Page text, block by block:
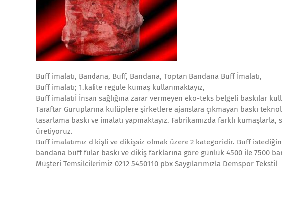
Buff imalatı, Bandana, Buff, Bandana, Toptan Bandana Buff İmalatı,
Buff imalatı; 1.kalite regule kumaş kullanmaktayız,
Buff imalatıİ İnsan sağlığına zarar vermeyen eko-teks belgeli baskılar
Taraftar Guruplarına kulüplere şirketlere ajanslara çıkmayan baskı
tasarlama baskı ve imalatı yapmaktayız. Fabrikamızda farklı
üretiyoruz.
Buff imalatımız dikişli ve dikişsiz olmak üzere 2 kategoridir. Buff
bandana buff fular baskı ve dikiş farklarına göre günlük 4500 ile 7500
Müşteri Temsilcilerimiz 0212 5450110 pbx Saygılarımızla Demspor Tekstil